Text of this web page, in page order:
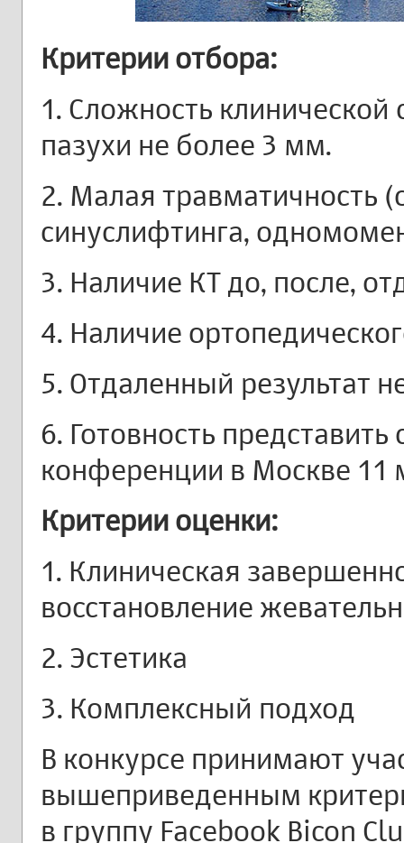
Критерии отбора:
1. Сложность клинической
пазухи не более 3 мм.
2. Малая травматичность
синуслифтинга,
3. Наличие КТ до, после,
4. Наличие
5. Отдаленный результат
6. Готовность
конференции в Москве 11
Критерии оценки:
1. Клиническая
восстановление
2. Эстетика
3. Комплексный подход
В конкурсе принимают
вышеприведенным
в группу Facebook Bicon